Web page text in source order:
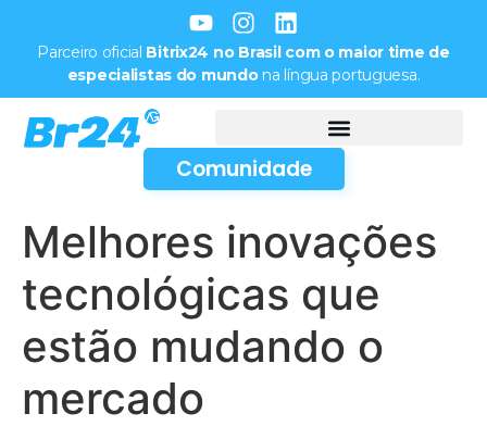
Parceiro oficial Bitrix24 no Brasil com o maior time de
especialistas do mundona língua portuguesa.
Comunidade
Melhores inovações
tecnológicas que
estão mudando o
mercado